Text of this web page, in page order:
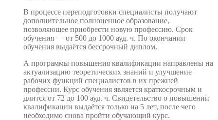
В процессе переподготовки специалисты получают
дополнительное полноценное образование,
позволяющее приобрести новую профессию. Срок
обучения — от 500 до 1000 ауд. ч. По окончании
обучения выдаётся бессрочный диплом.
А программы повышения квалификации направлены на
актуализацию теоретических знаний и улучшение
рабочих функций специалистов в их прежней
профессии. Курс обучения является краткосрочным и
длится от 72 до 100 ауд. ч. Свидетельство о повышении
квалификации выдаётся только на 5 лет, после чего
необходимо снова пройти обучающий курс.